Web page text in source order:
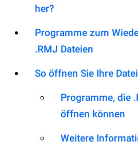
her?
Programme zum
.RMJ Dateien
So öffnen Sie Ihre
Programme, die
öffnen können
Weitere